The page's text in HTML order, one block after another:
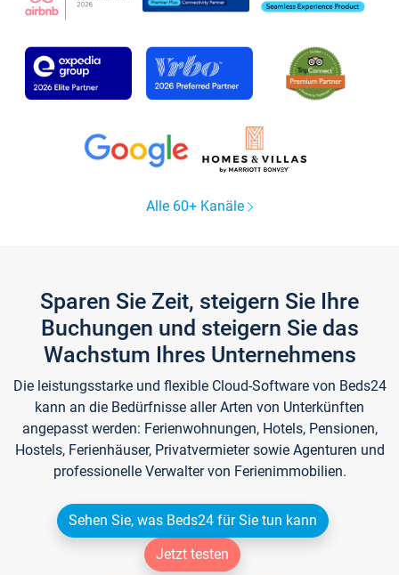
Alle 60+ Kanäle
Sparen Sie Zeit, steigern Sie Ihre
Buchungen und steigern Sie das
Wachstum Ihres Unternehmens
Die leistungsstarke und flexible Cloud-Software von Beds24
kann an die Bedürfnisse aller Arten von Unterkünften
angepasst werden: Ferienwohnungen, Hotels, Pensionen,
Hostels, Ferienhäuser, Privatvermieter sowie Agenturen und
professionelle Verwalter von Ferienimmobilien.
Sehen Sie, was Beds24 für Sie tun kann
Jetzt testen